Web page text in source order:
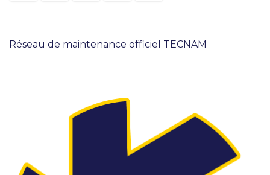
Réseau de maintenance officiel TECNAM